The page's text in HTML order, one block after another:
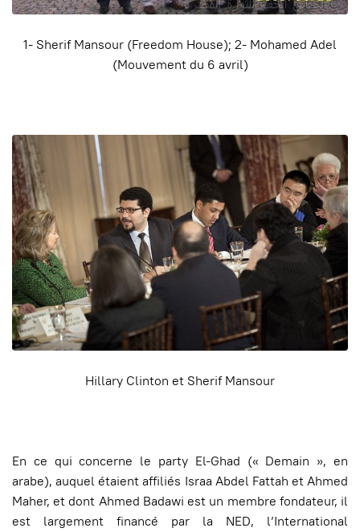
1- Sherif Mansour (Freedom House); 2- Mohamed Adel
(Mouvement du 6 avril)
Hillary Clinton et Sherif Mansour
En ce qui concerne le party El-Ghad (« Demain », en
arabe), auquel étaient affiliés Israa Abdel Fattah et Ahmed
Maher, et dont Ahmed Badawi est un membre fondateur, il
est largement financé par la NED, l’International